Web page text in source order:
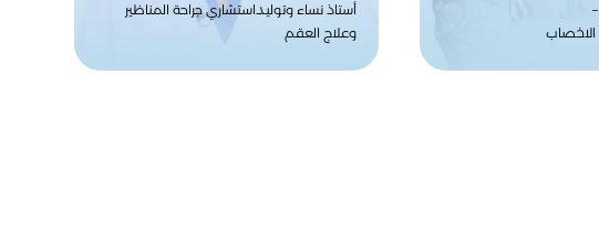
أستاذ نساء وتوليد استشاري جراحة المناظير
وعلاج العقم